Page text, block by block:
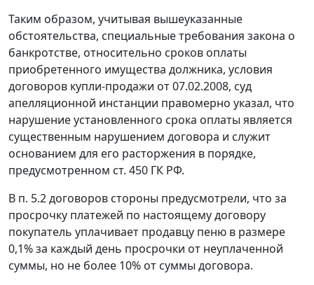
Таким образом, учитывая вышеуказанные
обстоятельства, специальные требования закона о
банкротстве, относительно сроков оплаты
приобретенного имущества должника, условия
договоров купли-продажи от 07.02.2008, суд
апелляционной инстанции правомерно указал, что
нарушение установленного срока оплаты является
существенным нарушением договора и служит
основанием для его расторжения в порядке,
предусмотренном ст. 450 ГК РФ.
В п. 5.2 договоров стороны предусмотрели, что за
просрочку платежей по настоящему договору
покупатель уплачивает продавцу пеню в размере
0,1% за каждый день просрочки от неуплаченной
суммы, но не более 10% от суммы договора.